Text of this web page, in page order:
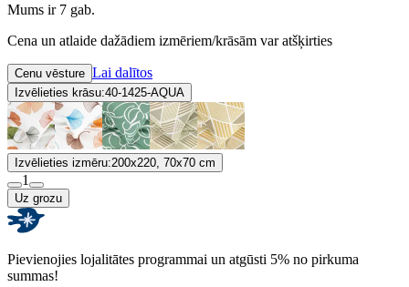
Mums ir 7 gab.
Cena un atlaide dažādiem izmēriem/krāsām var atšķirties
Cenu vēsture Lai dalītos
Izvēlieties krāsu:40-1425-AQUA
Izvēlieties izmēru:200x220, 70x70 cm
1
Uz grozu
Pievienojies lojalitātes programmai un atgūsti 5% no pirkuma
summas!